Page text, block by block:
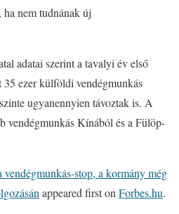
ha nem tudnának új
adatai szerint a tavalyi év első
ezer külföldi vendégmunkás
ugyanennyien távoztak is. A
vendégmunkás Kínából és a Fülöp-
vendégmunkás-stop, a kormány még
appeared first on Forbes.hu.